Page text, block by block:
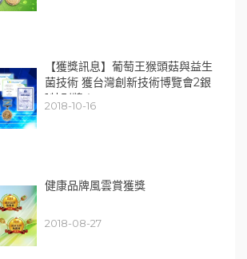
【獲獎訊息】葡萄王猴頭菇與益生
菌技術 獲台灣創新技術博覽會2銀
1特別獎！
2018-10-16
健康品牌風雲賞獲獎
2018-08-27